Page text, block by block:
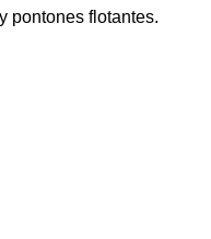
pontones flotantes.